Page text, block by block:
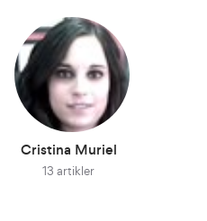
Cristina Muriel
13 artikler